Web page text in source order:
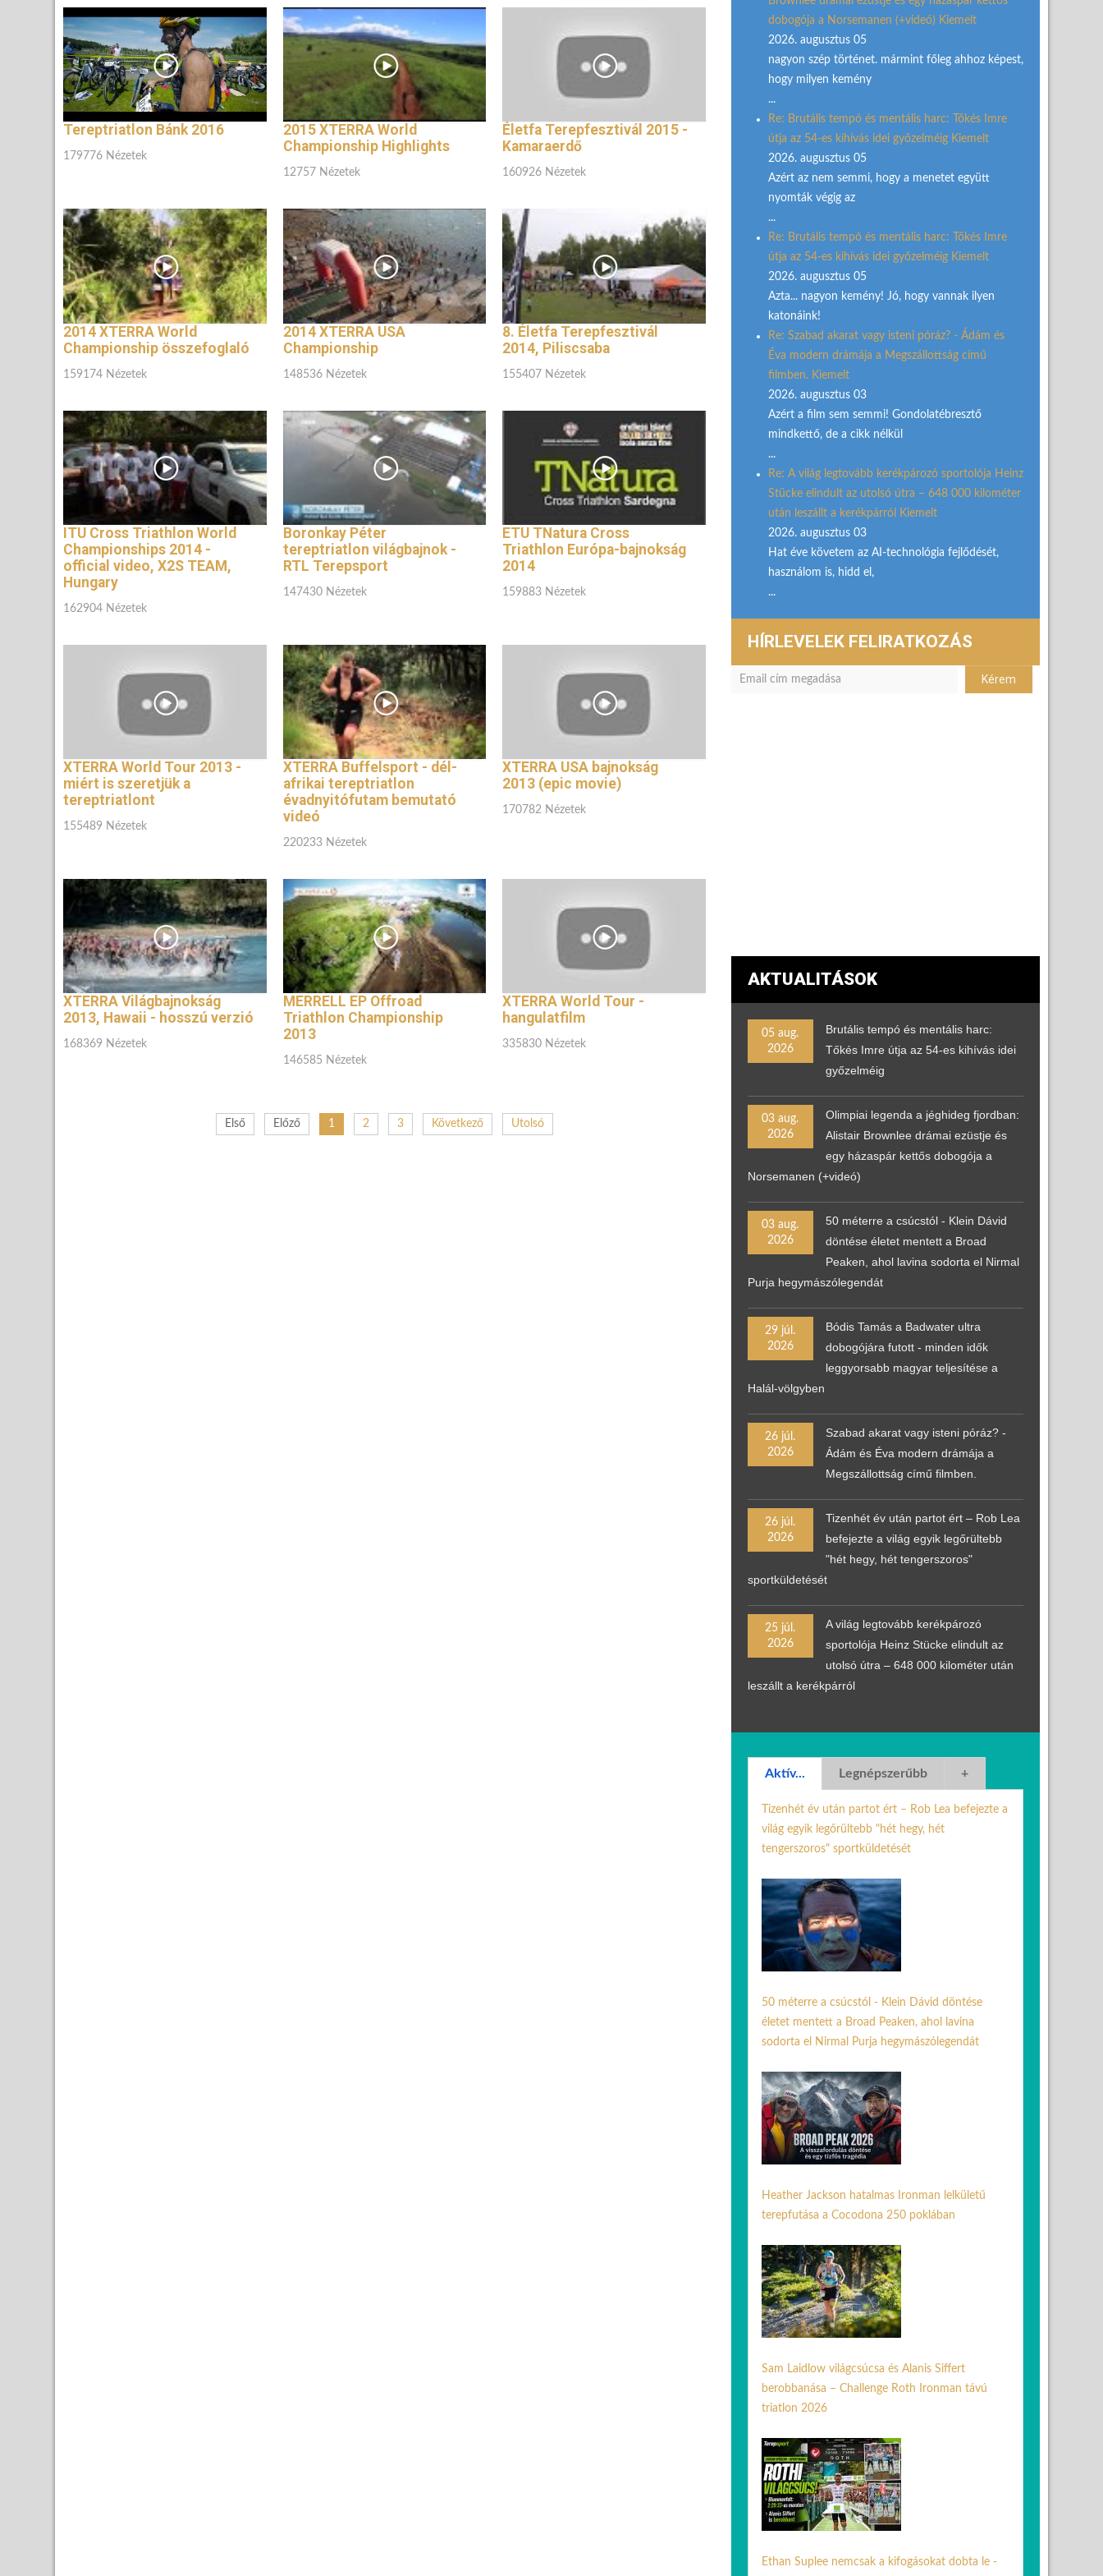
Tereptriatlon Bánk 2016
179776 Nézetek
2015 XTERRA World
Championship Highlights
12757 Nézetek
Életfa Terepfesztivál 2015 -
Kamaraerdő
160926 Nézetek
2014 XTERRA World
Championship összefoglaló
159174 Nézetek
2014 XTERRA USA
Championship
148536 Nézetek
8. Életfa Terepfesztivál
2014, Piliscsaba
155407 Nézetek
ITU Cross Triathlon World
Championships 2014 -
official video, X2S TEAM,
Hungary
162904 Nézetek
Boronkay Péter
tereptriatlon világbajnok -
RTL Terepsport
147430 Nézetek
ETU TNatura Cross
Triathlon Európa-bajnokság
2014
159883 Nézetek
XTERRA World Tour 2013 -
miért is szeretjük a
tereptriatlont
155489 Nézetek
XTERRA Buffelsport - dél-
afrikai tereptriatlon
évadnyitófutam bemutató
videó
220233 Nézetek
XTERRA USA bajnokság
2013 (epic movie)
170782 Nézetek
XTERRA Világbajnokság
2013, Hawaii - hosszú verzió
168369 Nézetek
MERRELL EP Offroad
Triathlon Championship
2013
146585 Nézetek
XTERRA World Tour -
hangulatfilm
335830 Nézetek
Első Előző 1 2 3 Következő Utolsó
dobogója a Norsemanen (+videó) Kiemelt
2026. augusztus 05
nagyon szép történet. mármint főleg ahhoz képest,
hogy milyen kemény
...
Re: Brutális tempó és mentális harc: Tőkés Imre
útja az 54-es kihívás idei győzelméig Kiemelt
2026. augusztus 05
Azért az nem semmi, hogy a menetet együtt
nyomták végig az
...
Re: Brutális tempó és mentális harc: Tőkés Imre
útja az 54-es kihívás idei győzelméig Kiemelt
2026. augusztus 05
Azta... nagyon kemény! Jó, hogy vannak ilyen
katonáink!
Re: Szabad akarat vagy isteni póráz? - Ádám és
Éva modern drámája a Megszállottság című
filmben. Kiemelt
2026. augusztus 03
Azért a film sem semmi! Gondolatébresztő
mindkettő, de a cikk nélkül
...
Re: A világ legtovább kerékpározó sportolója Heinz
Stücke elindult az utolsó útra – 648 000 kilométer
után leszállt a kerékpárról Kiemelt
2026. augusztus 03
Hat éve követem az AI-technológia fejlődését,
használom is, hidd el,
...
HÍRLEVELEK FELIRATKOZÁS
AKTUALITÁSOK
05 aug.
2026
Brutális tempó és mentális harc:
Tőkés Imre útja az 54-es kihívás idei
győzelméig
03 aug.
2026
Olimpiai legenda a jéghideg fjordban:
Alistair Brownlee drámai ezüstje és
egy házaspár kettős dobogója a
Norsemanen (+videó)
03 aug.
2026
50 méterre a csúcstól - Klein Dávid
döntése életet mentett a Broad
Peaken, ahol lavina sodorta el Nirmal
Purja hegymászólegendát
29 júl.
2026
Bódis Tamás a Badwater ultra
dobogójára futott - minden idők
leggyorsabb magyar teljesítése a
Halál-völgyben
26 júl.
2026
Szabad akarat vagy isteni póráz? -
Ádám és Éva modern drámája a
Megszállottság című filmben.
26 júl.
2026
Tizenhét év után partot ért – Rob Lea
befejezte a világ egyik legőrültebb
"hét hegy, hét tengerszoros"
sportküldetését
25 júl.
2026
A világ legtovább kerékpározó
sportolója Heinz Stücke elindult az
utolsó útra – 648 000 kilométer után
leszállt a kerékpárról
Aktív... Legnépszerűbb +
Tizenhét év után partot ért – Rob Lea befejezte a
világ egyik legőrültebb "hét hegy, hét
tengerszoros" sportküldetését
50 méterre a csúcstól - Klein Dávid döntése
életet mentett a Broad Peaken, ahol lavina
sodorta el Nirmal Purja hegymászólegendát
Heather Jackson hatalmas Ironman lelkületű
terepfutása a Cocodona 250 poklában
Sam Laidlow világcsúcsa és Alanis Siffert
berobbanása – Challenge Roth Ironman távú
triatlon 2026
Ethan Suplee nemcsak a kifogásokat dobta le -